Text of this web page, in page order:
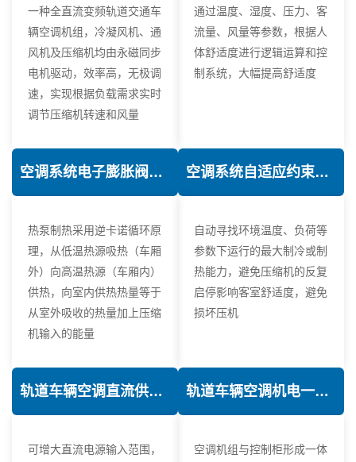
一种全直流变频轨道交通车
辆空调机组，冷凝风机、通
风机及压缩机均由永磁同步
电机驱动，效率高，无极调
速，实现根据负载需求实时
调节压缩机转速和风量
通过温度、湿度、压力、客
流量、风量等参数，根据人
体舒适度进行逻辑运算和控
制系统，大幅提高舒适度
空调系统电子膨胀阀热力学优化技术
热泵制热采用逆卡诺循环原
理，从低温热源吸热（车厢
外）向高温热源（车厢内）
供热，向室内供热热量等于
从室外吸收的热量加上压缩
机输入的能量
空调系统自适应约束控制技术
自动寻找环境温度、负荷等
参数下运行的最大制冷或制
热能力，避免压缩机的反复
启停影响客室舒适度，避免
损坏压机
轨道车辆空调直流供电技术
可增大直流电源输入范围，
轨道车辆空调机电一体化技术
空调机组与控制柜形成一体